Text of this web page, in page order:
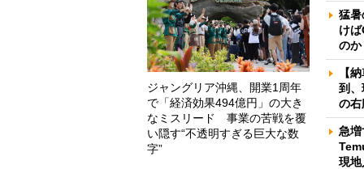
ジャングリア沖縄、開業1周年
で「経済効果494億円」の大き
なミスリード 事業の苦戦を覆
い隠す“不透明すぎる巨大な数
字”
猛
け
のか
【
到
の右
急
現地